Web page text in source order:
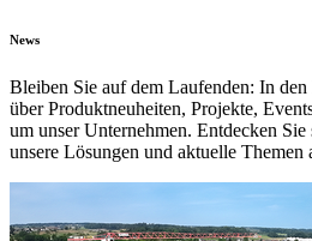
News
Bleiben Sie auf dem Laufenden: In
über Produktneuheiten, Projekte,
um unser Unternehmen. Entdecken
unsere Lösungen und aktuelle